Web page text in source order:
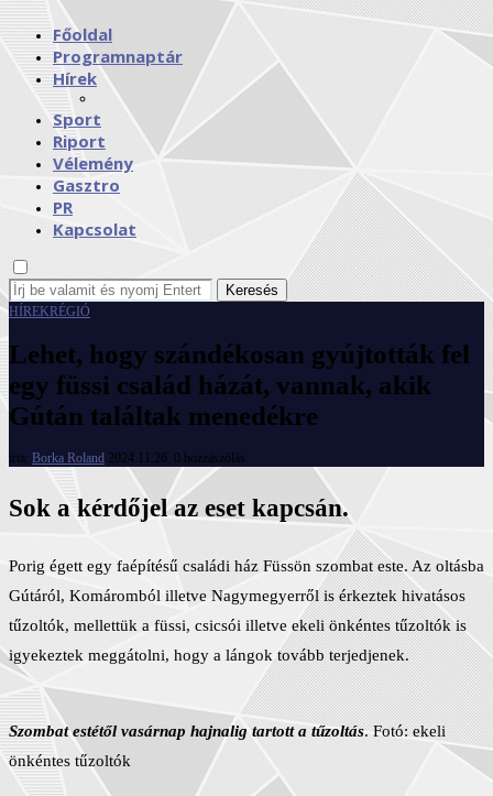
Főoldal
Programnaptár
Hírek
Sport
Riport
Vélemény
Gasztro
PR
Kapcsolat
Keresés
HÍREKRÉGIÓ
Lehet, hogy szándékosan gyújtották fel
egy füssi család házát, vannak, akik
Gútán találtak menedékre
írta: Borka Roland 2024.11.26. 0 hozzászólás
Sok a kérdőjel az eset kapcsán.
Porig égett egy faépítésű családi ház Füssön szombat este. Az oltásba
Gútáról, Komáromból illetve Nagymegyerről is érkeztek hivatásos
tűzoltók, mellettük a füssi, csicsói illetve ekeli önkéntes tűzoltók is
igyekeztek meggátolni, hogy a lángok tovább terjedjenek.
Szombat estétől vasárnap hajnalig tartott a tűzoltás. Fotó: ekeli
önkéntes tűzoltók